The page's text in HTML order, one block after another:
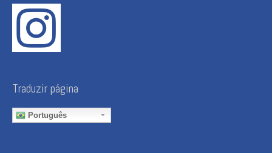
Traduzir página
Português